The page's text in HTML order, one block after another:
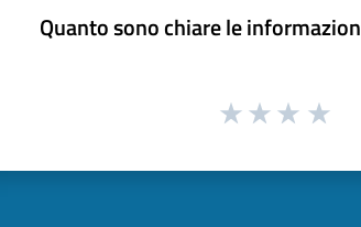
Quanto sono chiare le